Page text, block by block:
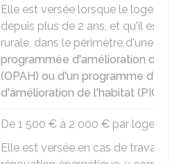
Elle est versée lorsque le
depuis plus de 2 ans, et qu'il est
rurale, dans le périmètre d'une
programmée d'amélioration de
(OPAH) ou d'un programme
d'amélioration de l'habitat (PIG)
De 1 500 € à 2 000 € par
Elle est versée en cas de travaux